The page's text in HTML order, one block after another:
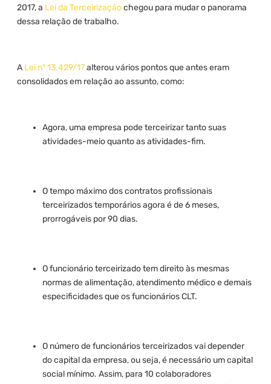
2017, a Lei da Terceirizaçãochegou para mudar o panorama
dessa relação de trabalho.
A Lei n° 13.429/17alterou vários pontos que antes eram
consolidados em relação ao assunto, como:
Agora, uma empresa pode terceirizar tanto suas
atividades-meio quanto as atividades-fim.
O tempo máximo dos contratos profissionais
terceirizados temporários agora é de 6 meses,
prorrogáveis por 90 dias.
O funcionário terceirizado tem direito às mesmas
normas de alimentação, atendimento médico e demais
especificidades que os funcionários CLT.
O número de funcionários terceirizados vai depender
do capital da empresa, ou seja, é necessário um capital
social mínimo. Assim, para 10 colaboradores